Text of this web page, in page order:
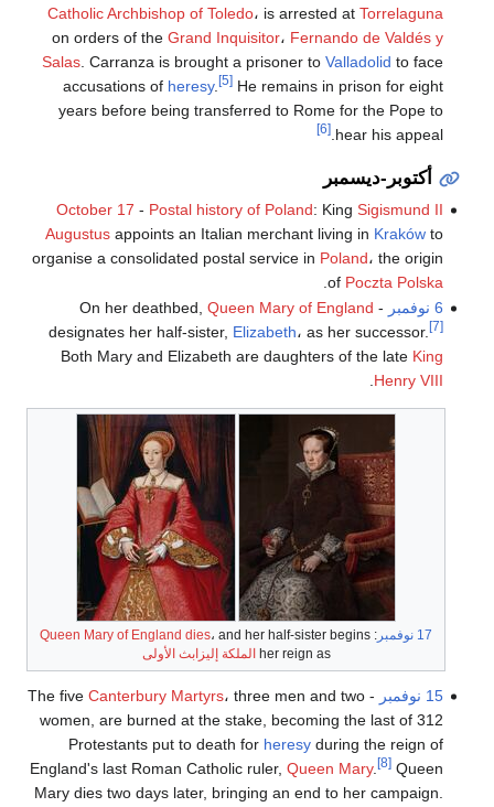
Catholic Archbishop of Toledo، is arrested at Torrelaguna
on orders of the Grand Inquisitor، Fernando de Valdés y
Salas. Carranza is brought a prisoner to Valladolid to face
accusations of heresy. [5]He remains in prison for eight
years before being transferred to Rome for the Pope to
hear his appeal.
[6]
أكتوبر-ديسمبر
October 17 - Postal history of Poland: King Sigismund II
Augustusappoints an Italian merchant living in Krakówto
organise a consolidated postal service in Poland، the origin
of Poczta Polska
6 نوفمبر
- On her deathbed,
Queen Mary of England
designates her half-sister, Elizabeth، as her successor. [7]
Both Mary and Elizabeth are daughters of the late King
Henry VIII
17 نوفمبر :
Queen Mary of England dies، and her half-sister begins
her reign as
الملكة إليزابث الأولى
15 نوفمبر - The five
Canterbury Martyrs، three men and two
women, are burned at the stake, becoming the last of 312
Protestants put to death for heresyduring the reign of
England's last Roman Catholic ruler, Queen Mary. [8]Queen
Mary dies two days later, bringing an end to her campaign.